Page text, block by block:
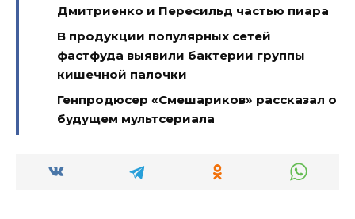
Дмитриенко и Пересильд частью пиара
В продукции популярных сетей
фастфуда выявили бактерии группы
кишечной палочки
Генпродюсер «Смешариков» рассказал о
будущем мультсериала